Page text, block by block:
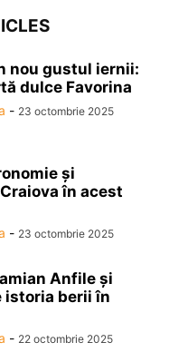
nou gustul iernii:
dulce Favorina
- 23 octombrie 2025
și
în acest
- 23 octombrie 2025
Anfile și
istoria berii în
- 22 octombrie 2025